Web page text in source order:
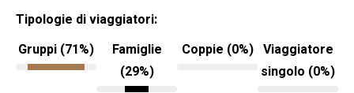
Tipologie di viaggiatori:
Gruppi (71%)
Famiglie
(29%)
Coppie (0%) Viaggiatore
singolo (0%)